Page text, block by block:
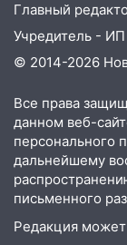
13:01
В
женщину
летнюю
переходе
12:40 В
12:21
ливня:
Главный
Учредитель -
© 2014-2026
Все права
данном веб-
персонального
дальнейшему
письменного
Редакция может